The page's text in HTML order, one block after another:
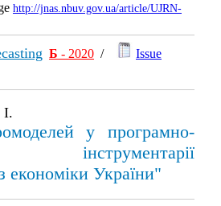
http://jnas.nbuv.gov.ua/article/UJRN-
Б - 2020 /
Issue
у програмно-
інструментарії
економіки України"